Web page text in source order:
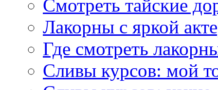
Смотреть тайские
Лакорны с яркой
Где смотреть
Сливы курсов: мой